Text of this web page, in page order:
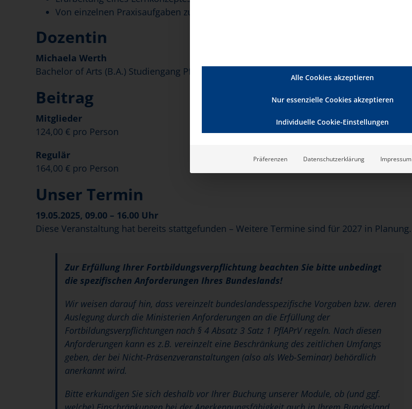
Von einzelnen Praxisaufgaben zum Gesamtkonzept
Dozentin
Michaela Werth
Bachelor of Arts (B.A.) Studiengang Pflege und Fachautorin
Beitrag
Mitglieder
124,00 € pro Person
Regulär
164,00 € pro Person
Unser Termin
19.05.2025, 09.00 – 16.00 Uhr
Diese Veranstaltung hat bereits stattgefunden – Weitere Termine sind für 2027 in Planung.
Zur Erfüllung Ihrer Fortbildungsverpflichtung beachten Sie bitte unbedingt
die spezifischen Anforderungen Ihres Bundeslands!
Wir weisen darauf hin, dass vereinzelt bundeslandesspezifische Vorgaben bzw. deren
Auslegung durch die Ministerien Anforderungen an die Erfüllung der
Fortbildungsverpflichtungen nach § 4 Absatz 3 Satz 1 PflAPrV regeln. Nach diesen
Anforderungen kann es z.B. vereinzelt eine Beschränkung des zeitlichen Umfangs
geben, der bei Nicht-Präsenzveranstaltungen (also als Web-Seminar) behördlich
anerkannt wird.
Bitte erkundigen Sie sich deshalb vor Ihrer Buchung unserer Module, ob (und ggf.
Alle Cookies akzeptieren
Nur essenzielle Cookies akzeptieren
Individuelle Cookie-Einstellungen
Präferenzen Datenschutzerklärung Impressum